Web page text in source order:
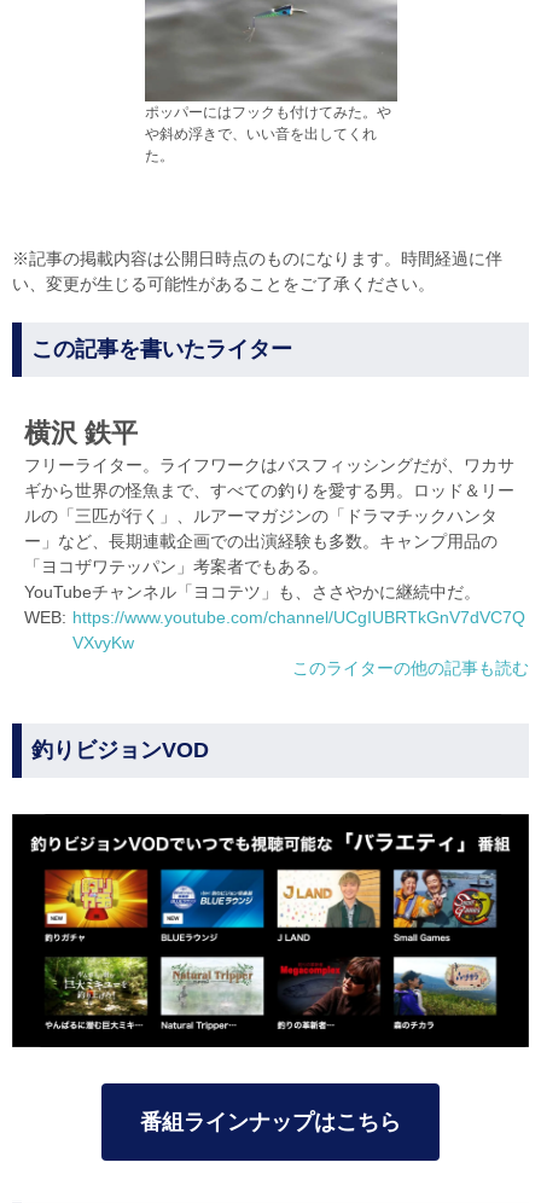
ポッパーにはフックも付けてみた。や
や斜め浮きで、いい音を出してくれ
た。
※記事の掲載内容は公開日時点のものになります。時間経過に伴
い、変更が生じる可能性があることをご了承ください。
この記事を書いたライター
横沢 鉄平
フリーライター。ライフワークはバスフィッシングだが、ワカサ
ギから世界の怪魚まで、すべての釣りを愛する男。ロッド＆リー
ルの「三匹が行く」、ルアーマガジンの「ドラマチックハンタ
ー」など、長期連載企画での出演経験も多数。キャンプ用品の
「ヨコザワテッパン」考案者でもある。
YouTubeチャンネル「ヨコテツ」も、ささやかに継続中だ。
WEB: https://www.youtube.com/channel/UCgIUBRTkGnV7dVC7Q
VXvyKw
このライターの他の記事も読む
釣りビジョンVOD
番組ラインナップはこちら